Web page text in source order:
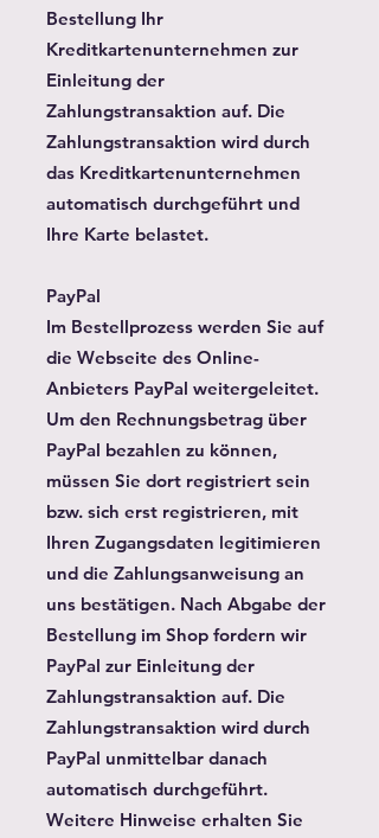
Bestellung Ihr
Kreditkartenunternehmen zur
Einleitung der
Zahlungstransaktion auf. Die
Zahlungstransaktion wird durch
das Kreditkartenunternehmen
automatisch durchgeführt und
Ihre Karte belastet.
PayPal
Im Bestellprozess werden Sie auf
die Webseite des Online-
Anbieters PayPal weitergeleitet.
Um den Rechnungsbetrag über
PayPal bezahlen zu können,
müssen Sie dort registriert sein
bzw. sich erst registrieren, mit
Ihren Zugangsdaten legitimieren
und die Zahlungsanweisung an
uns bestätigen. Nach Abgabe der
Bestellung im Shop fordern wir
PayPal zur Einleitung der
Zahlungstransaktion auf. Die
Zahlungstransaktion wird durch
PayPal unmittelbar danach
automatisch durchgeführt.
Weitere Hinweise erhalten Sie